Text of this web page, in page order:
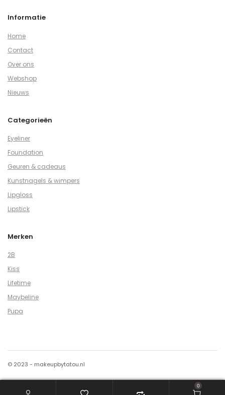
Informatie
Home
Contact
Over ons
Webshop
Nieuws
Categorieën
Eyeliner
Foundation
Geuren & cadeaus
Kunstnagels & wimpers
Lipgloss
Lipstick
Merken
2B
Kiss
Lifetime
Maybeline
Pupa
© 2023 - makeupbytatou.nl
0